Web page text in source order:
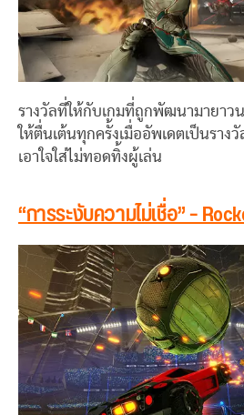
รางวัลที่ให้กับเกมที่ถูกพัฒนามายาว
ให้ตื่นเต้นทุกครั้งเมื่ออัพเดตเป็นรา
เอาใจใส่ไม่ทอดทิ้งผู้เล่น
“การระงับความไม่เชื่อ” –